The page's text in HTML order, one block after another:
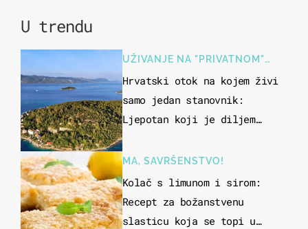
U trendu
UŽIVANJE NA "PRIVATNOM"
OTOKU
Hrvatski otok na kojem živi
samo jedan stanovnik:
Ljepotan koji je diljem
"bijelom zlatu"
MA, SAVRŠENSTVO!
Kolač s limunom i sirom:
Recept za božanstvenu
slasticu koja se topi u